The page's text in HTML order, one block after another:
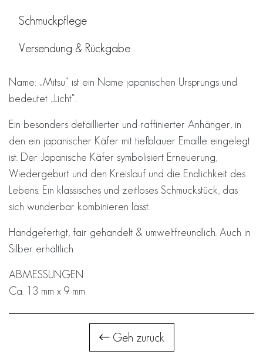
Schmuckpflege
Versendung & Rückgabe
Name: „Mitsu“ ist ein Name japanischen Ursprungs und
bedeutet „Licht“.
Ein besonders detaillierter und raffinierter Anhänger, in
den ein japanischer Käfer mit tiefblauer Emaille eingelegt
ist. Der Japanische Käfer symbolisiert Erneuerung,
Wiedergeburt und den Kreislauf und die Endlichkeit des
Lebens. Ein klassisches und zeitloses Schmuckstück, das
sich wunderbar kombinieren lässt.
Handgefertigt, fair gehandelt & umweltfreundlich. Auch in
Silber erhältlich.
ABMESSUNGEN
Ca. 13 mm x 9 mm
Geh zurück